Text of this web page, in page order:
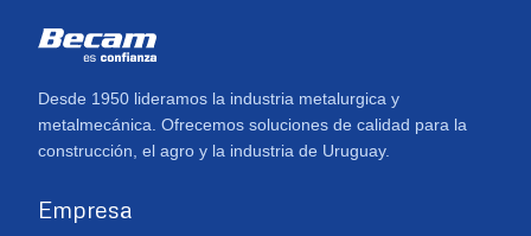
Desde 1950 lideramos la industria metalurgica y
metalmecánica. Ofrecemos soluciones de calidad para la
construcción, el agro y la industria de Uruguay.
Empresa